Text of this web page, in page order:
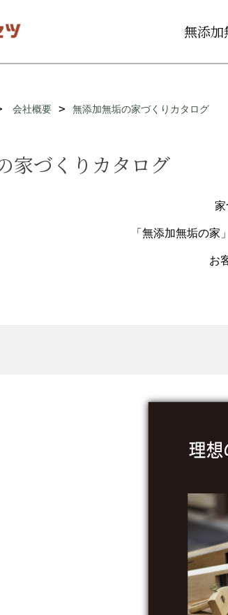
無添加
会社概要 無添加無垢の家づくりカタログ
家づくりカタログ
家
「無添加無垢の
お